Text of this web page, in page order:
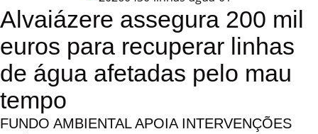
Alvaiázere assegura 200 mil
euros para recuperar linhas
de água afetadas pelo mau
tempo
FUNDO AMBIENTAL APOIA INTERVENÇÕES